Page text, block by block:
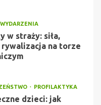
WYDARZENIA
w straży: siła,
rywalizacja na torze
PROFILAKTYKA
dzieci: jak